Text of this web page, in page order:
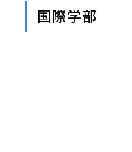
国際学部